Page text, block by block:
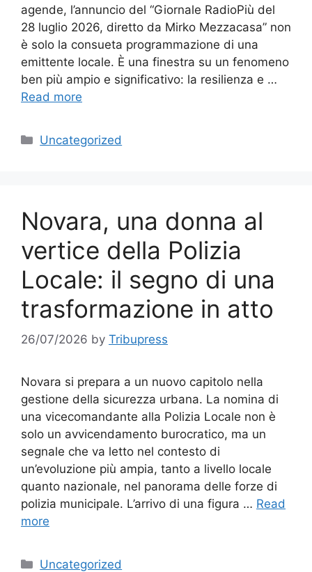
agende, l’annuncio del “Giornale RadioPiù del
28 luglio 2026, diretto da Mirko Mezzacasa” non
è solo la consueta programmazione di una
emittente locale. È una finestra su un fenomeno
ben più ampio e significativo: la resilienza e …
Read more
Categories
Uncategorized
Novara, una donna al
vertice della Polizia
Locale: il segno di una
trasformazione in atto
26/07/2026 by Tribupress
Novara si prepara a un nuovo capitolo nella
gestione della sicurezza urbana. La nomina di
una vicecomandante alla Polizia Locale non è
solo un avvicendamento burocratico, ma un
segnale che va letto nel contesto di
un’evoluzione più ampia, tanto a livello locale
quanto nazionale, nel panorama delle forze di
polizia municipale. L’arrivo di una figura … Read
more
Categories
Uncategorized